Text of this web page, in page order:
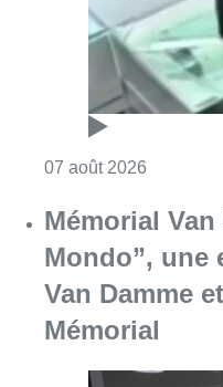
07 août 2026
Mémorial
Mondo”, une
Van Damme
Mémorial